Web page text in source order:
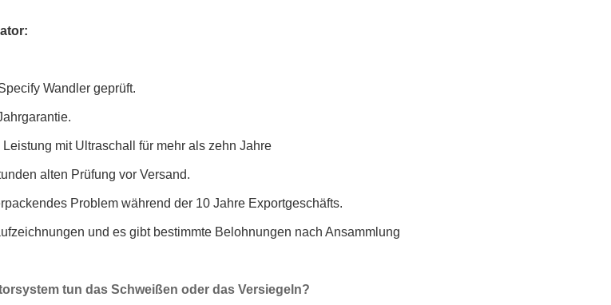
Wandler geprüft.
mit Ultraschall für mehr als zehn Jahre
alten Prüfung vor Versand.
Problem während der 10 Jahre Exportgeschäfts.
und es gibt bestimmte Belohnungen nach Ansammlung
tun das Schweißen oder das Versiegeln?